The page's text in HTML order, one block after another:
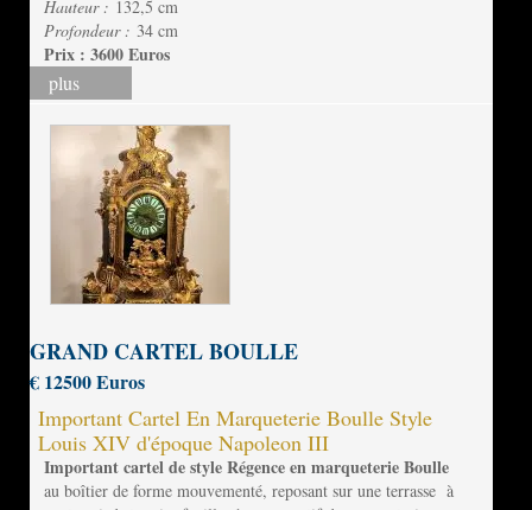
Hauteur : 132,5 cm
Profondeur : 34 cm
Prix : 3600 Euros
plus
GRAND CARTEL BOULLE
€ 12500 Euros
Important Cartel En Marqueterie Boulle Style
Louis XIV d'époque Napoleon III
Important cartel de style Régence en marqueterie Boulle
au boîtier de forme mouvementé, reposant sur une terrasse à